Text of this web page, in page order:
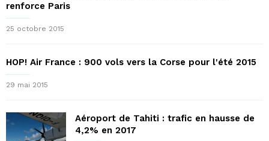
renforce Paris
25 octobre 2015
HOP! Air France : 900 vols vers la Corse pour l'été 2015
29 mai 2015
Aéroport de Tahiti : trafic en hausse de
4,2% en 2017